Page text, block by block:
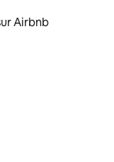
Airbnb